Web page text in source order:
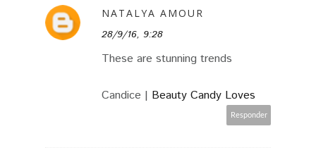
NATALYA AMOUR
28/9/16, 9:28
These are stunning trends
Candice | Beauty Candy Loves
Responder